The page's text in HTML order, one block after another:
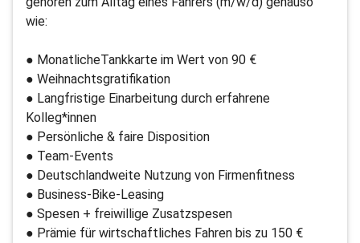
wie:
● MonatlicheTankkarte im Wert von 90 €
● Weihnachtsgratifikation
● Langfristige Einarbeitung durch erfahrene
Kolleg*innen
● Persönliche & faire Disposition
● Team-Events
● Deutschlandweite Nutzung von Firmenfitness
● Business-Bike-Leasing
● Spesen + freiwillige Zusatzspesen
● Prämie für wirtschaftliches Fahren bis zu 150 €